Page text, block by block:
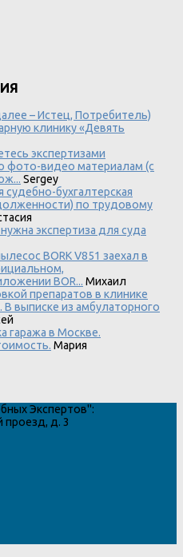
– Истец, Потребитель)
клинику «Девять
экспертизами
фото-видео материалам (с
Sergey
бухгалтерская
по трудовому
экспертиза для суда
BORK V851 заехал в
BOR... Михаил
препаратов в клинике
выписке из амбулаторного
гаража в Москве.
Мария
Экспертов":
проезд, д. 3